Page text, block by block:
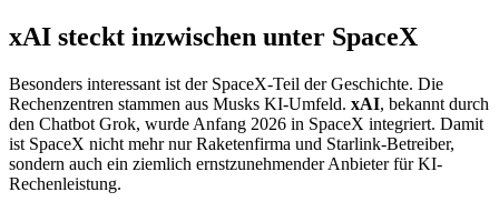
xAI steckt inzwischen unter SpaceX
Besonders interessant ist der SpaceX-Teil der Geschichte. Die
Rechenzentren stammen aus Musks KI-Umfeld. xAI, bekannt durch
den Chatbot Grok, wurde Anfang 2026 in SpaceX integriert. Damit
ist SpaceX nicht mehr nur Raketenfirma und Starlink-Betreiber,
sondern auch ein ziemlich ernstzunehmender Anbieter für KI-
Rechenleistung.